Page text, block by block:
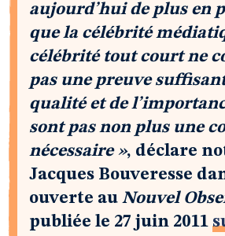
aujourd’hui de plus en
que la célébrité
célébrité tout court ne
pas une preuve
qualité et de
sont pas non plus une
nécessaire », déclare
Jacques Bouveresse
ouverte au Nouvel
publiée le 27 juin 2011